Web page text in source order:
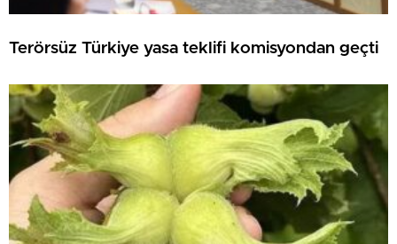
Terörsüz Türkiye yasa teklifi komisyondan geçti